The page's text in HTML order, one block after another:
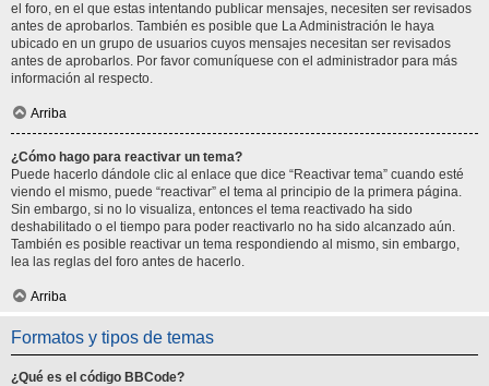
el foro, en el que estas intentando publicar mensajes, necesiten ser revisados
antes de aprobarlos. También es posible que La Administración le haya
ubicado en un grupo de usuarios cuyos mensajes necesitan ser revisados
antes de aprobarlos. Por favor comuníquese con el administrador para más
información al respecto.
Arriba
¿Cómo hago para reactivar un tema?
Puede hacerlo dándole clic al enlace que dice “Reactivar tema” cuando esté
viendo el mismo, puede “reactivar” el tema al principio de la primera página.
Sin embargo, si no lo visualiza, entonces el tema reactivado ha sido
deshabilitado o el tiempo para poder reactivarlo no ha sido alcanzado aún.
También es posible reactivar un tema respondiendo al mismo, sin embargo,
lea las reglas del foro antes de hacerlo.
Arriba
Formatos y tipos de temas
¿Qué es el código BBCode?